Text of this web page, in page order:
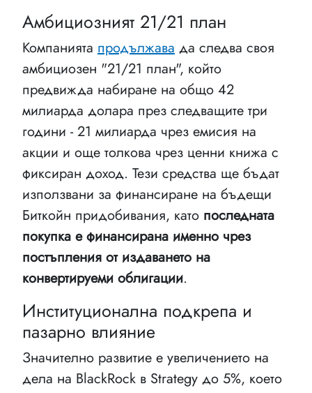
Амбициозният 21/21 план
Компанията продължава да следва своя
амбициозен "21/21 план", който
предвижда набиране на общо 42
милиарда долара през следващите три
години - 21 милиарда чрез емисия на
акции и още толкова чрез ценни книжа с
фиксиран доход. Тези средства ще бъдат
използвани за финансиране на бъдещи
Биткойн придобивания, като последната
покупка е финансирана именно чрез
постъпления от издаването на
конвертируеми облигации.
Институционална подкрепа и
пазарно влияние
Значително развитие е увеличението на
дела на BlackRock в Strategy до 5%, което